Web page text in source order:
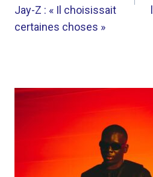
Jay-Z : « Il choisissait
certaines choses »